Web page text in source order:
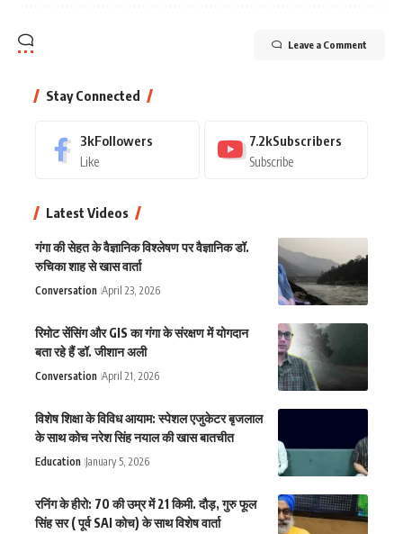
Leave a Comment
Stay Connected
3kFollowers
Like
7.2kSubscribers
Subscribe
Latest Videos
गंगा की सेहत के वैज्ञानिक विश्लेषण पर वैज्ञानिक डॉ.
रुचिका शाह से खास वार्ता
Conversation April 23, 2026
रिमोट सेंसिंग और GIS का गंगा के संरक्षण में योगदान
बता रहे हैं डॉ. जीशान अली
Conversation April 21, 2026
विशेष शिक्षा के विविध आयाम: स्पेशल एजुकेटर बृजलाल
के साथ कोच नरेश सिंह नयाल की खास बातचीत
Education January 5, 2026
रनिंग के हीरो: 70 की उम्र में 21 किमी. दौड़, गुरु फूल
सिंह सर ( पूर्व SAI कोच) के साथ विशेष वार्ता